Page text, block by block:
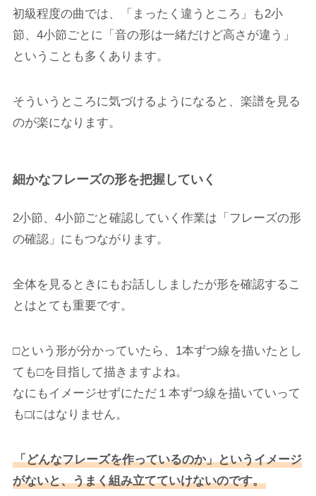
初級程度の曲では、「まったく違うところ」も2小
節、4小節ごとに「音の形は一緒だけど高さが違う」
ということも多くあります。
そういうところに気づけるようになると、楽譜を見る
のが楽になります。
細かなフレーズの形を把握していく
2小節、4小節ごと確認していく作業は「フレーズの形
の確認」にもつながります。
全体を見るときにもお話ししましたが形を確認するこ
とはとても重要です。
□という形が分かっていたら、1本ずつ線を描いたとし
ても□を目指して描きますよね。
なにもイメージせずにただ１本ずつ線を描いていって
も□にはなりません。
「どんなフレーズを作っているのか」というイメージ
がないと、うまく組み立てていけないのです。